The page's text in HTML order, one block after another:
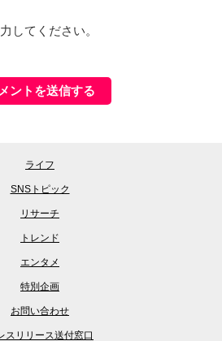
してください。
ライフ
SNSトピック
リサーチ
トレンド
エンタメ
特別企画
お問い合わせ
スリリース送付窓口